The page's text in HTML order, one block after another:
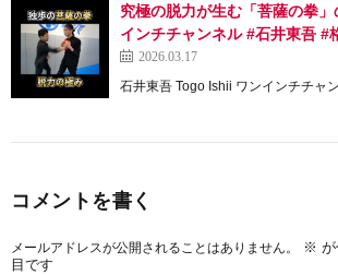
究極の脱力が生む「菩薩の拳
インチチャンネル #石井東吾 #
2026.03.17
石井東吾 Togo Ishii ワンインチチャ
コメントを書く
メールアドレスが公開されることはありません。 ※
目です